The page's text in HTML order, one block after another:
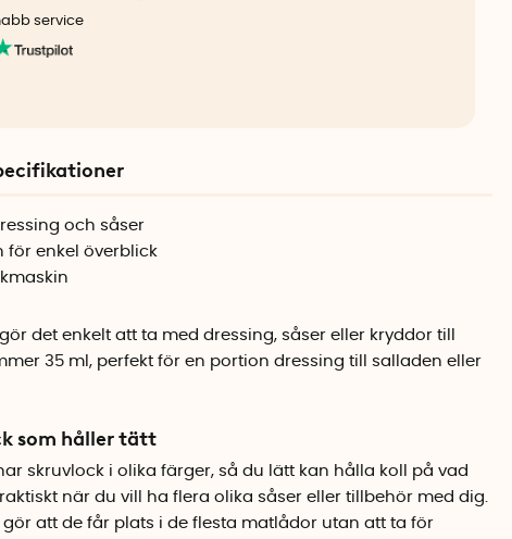
service
och såser
för enkel överblick
det enkelt att ta med dressing, såser eller kryddor till
35 ml, perfekt för en portion dressing till salladen eller
som håller tätt
skruvlock i olika färger, så du lätt kan hålla koll på vad
när du vill ha flera olika såser eller tillbehör med dig.
gör att de får plats i de flesta matlådor utan att ta för